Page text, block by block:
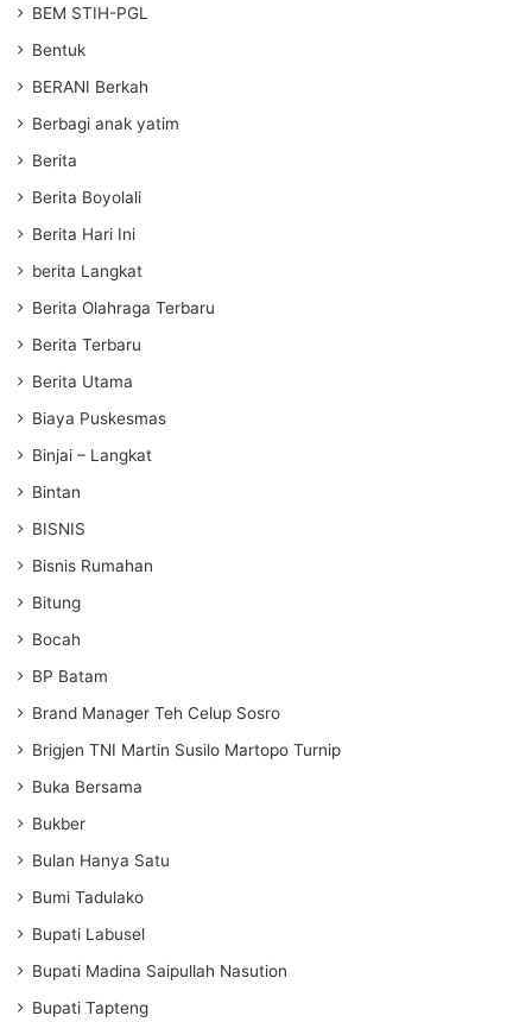
BEM STIH-PGL
Bentuk
BERANI Berkah
Berbagi anak yatim
Berita
Berita Boyolali
Berita Hari Ini
berita Langkat
Berita Olahraga Terbaru
Berita Terbaru
Berita Utama
Biaya Puskesmas
Binjai – Langkat
Bintan
BISNIS
Bisnis Rumahan
Bitung
Bocah
BP Batam
Brand Manager Teh Celup Sosro
Brigjen TNI Martin Susilo Martopo Turnip
Buka Bersama
Bukber
Bulan Hanya Satu
Bumi Tadulako
Bupati Labusel
Bupati Madina Saipullah Nasution
Bupati Tapteng